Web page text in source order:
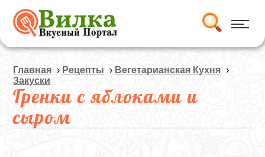
Главная › Рецепты › Вегетарианская Кухня ›
Закуски
Гренки с яблоками и
сыром